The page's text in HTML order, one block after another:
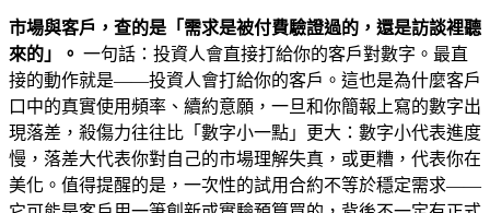
市場與客戶，查的是「需求是被付費驗證過的，還是訪談裡聽
來的」。 一句話：投資人會直接打給你的客戶對數字。最直
接的動作就是——投資人會打給你的客戶。這也是為什麼客戶
口中的真實使用頻率、續約意願，一旦和你簡報上寫的數字出
現落差，殺傷力往往比「數字小一點」更大：數字小代表進度
慢，落差大代表你對自己的市場理解失真，或更糟，代表你在
美化。值得提醒的是，一次性的試用合約不等於穩定需求——